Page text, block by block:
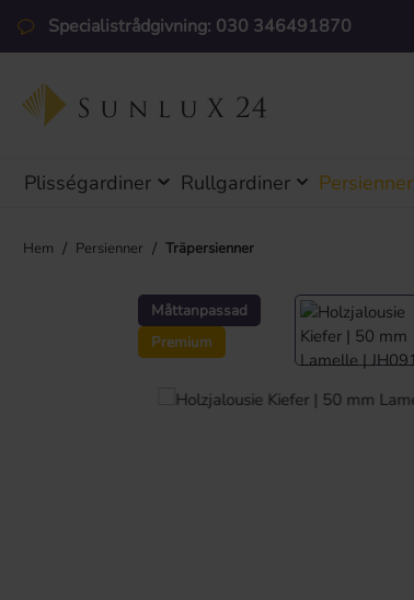
till huvudinnehåll
Hoppa till sökning
Hoppa till huvudnavigering
Specialistrådgivning: 030 346491870
Plisségardiner Rullgardiner Persienner
Hem / Persienner / Träpersienner
Måttanpassad
Premium
Hoppa över bildgalleri